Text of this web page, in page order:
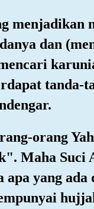
menjadikan
dan
tanda-
orang
Maha Suci
apa yang